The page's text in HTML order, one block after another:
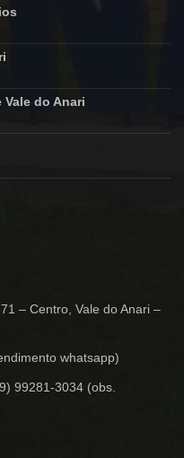
do Anari
– Centro, Vale do Anari –
whatsapp)
99281-3034 (obs.